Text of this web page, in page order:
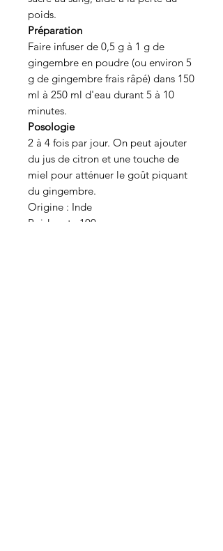
poids.
Préparation
Faire infuser de 0,5 g à 1 g de
gingembre en poudre (ou environ 5
g de gingembre frais râpé) dans 150
ml à 250 ml d'eau durant 5 à 10
minutes.
Posologie
2 à 4 fois par jour. On peut ajouter
du jus de citron et une touche de
miel pour atténuer le goût piquant
du gingembre.
Origine : Inde
Poids net
: 100 g